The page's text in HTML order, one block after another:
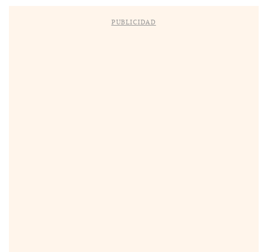
PUBLICIDAD